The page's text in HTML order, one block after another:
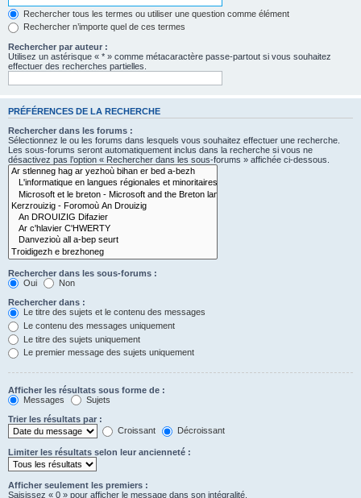
Rechercher tous les termes ou utiliser une question comme élément
Rechercher n’importe quel de ces termes
Rechercher par auteur :
Utilisez un astérisque « * » comme métacaractère passe-partout si vous souhaitez
effectuer des recherches partielles.
PRÉFÉRENCES DE LA RECHERCHE
Rechercher dans les forums :
Sélectionnez le ou les forums dans lesquels vous souhaitez effectuer une recherche.
Les sous-forums seront automatiquement inclus dans la recherche si vous ne
désactivez pas l’option « Rechercher dans les sous-forums » affichée ci-dessous.
Rechercher dans les sous-forums :
Oui
Non
Rechercher dans :
Le titre des sujets et le contenu des messages
Le contenu des messages uniquement
Le titre des sujets uniquement
Le premier message des sujets uniquement
Afficher les résultats sous forme de :
Messages
Sujets
Trier les résultats par :
Croissant
Décroissant
Limiter les résultats selon leur ancienneté :
Afficher seulement les premiers :
Saisissez « 0 » pour afficher le message dans son intégralité.